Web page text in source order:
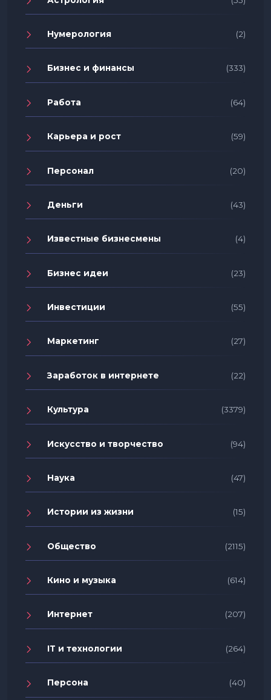
Нумерология (2)
Бизнес и финансы (333)
Работа (64)
Карьера и рост (59)
Персонал (20)
Деньги (43)
Известные бизнесмены (4)
Бизнес идеи (23)
Инвестиции (55)
Маркетинг (27)
Заработок в интернете (22)
Культура (3379)
Искусство и творчество (94)
Наука (47)
Истории из жизни (15)
Общество (2115)
Кино и музыка (614)
Интернет (207)
IT и технологии (264)
Персона (40)